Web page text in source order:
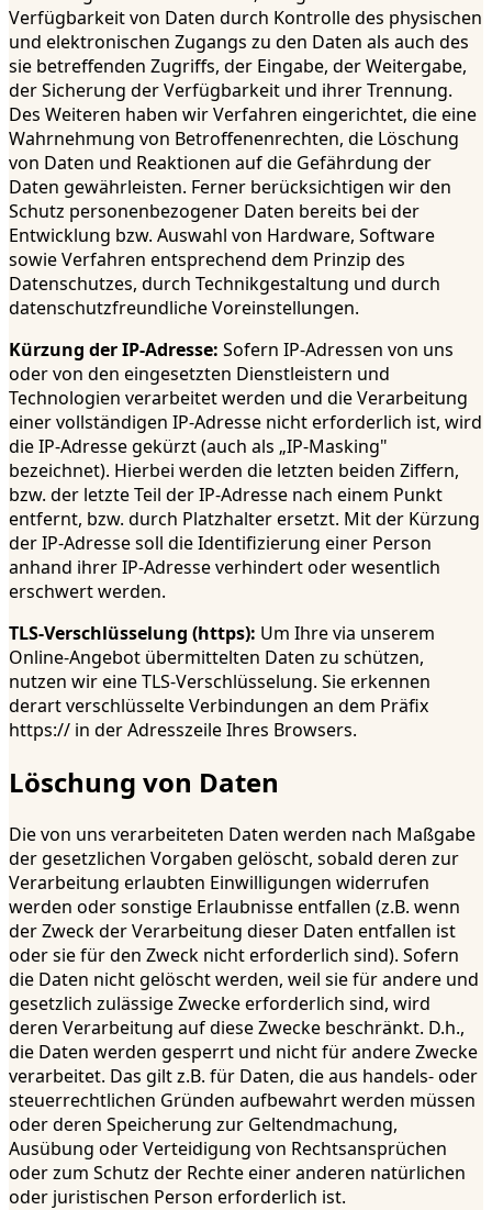
Verfügbarkeit von Daten durch Kontrolle des physischen
und elektronischen Zugangs zu den Daten als auch des
sie betreffenden Zugriffs, der Eingabe, der Weitergabe,
der Sicherung der Verfügbarkeit und ihrer Trennung.
Des Weiteren haben wir Verfahren eingerichtet, die eine
Wahrnehmung von Betroffenenrechten, die Löschung
von Daten und Reaktionen auf die Gefährdung der
Daten gewährleisten. Ferner berücksichtigen wir den
Schutz personenbezogener Daten bereits bei der
Entwicklung bzw. Auswahl von Hardware, Software
sowie Verfahren entsprechend dem Prinzip des
Datenschutzes, durch Technikgestaltung und durch
datenschutzfreundliche Voreinstellungen.
Kürzung der IP-Adresse: Sofern IP-Adressen von uns
oder von den eingesetzten Dienstleistern und
Technologien verarbeitet werden und die Verarbeitung
einer vollständigen IP-Adresse nicht erforderlich ist, wird
die IP-Adresse gekürzt (auch als „IP-Masking"
bezeichnet). Hierbei werden die letzten beiden Ziffern,
bzw. der letzte Teil der IP-Adresse nach einem Punkt
entfernt, bzw. durch Platzhalter ersetzt. Mit der Kürzung
der IP-Adresse soll die Identifizierung einer Person
anhand ihrer IP-Adresse verhindert oder wesentlich
erschwert werden.
TLS-Verschlüsselung (https): Um Ihre via unserem
Online-Angebot übermittelten Daten zu schützen,
nutzen wir eine TLS-Verschlüsselung. Sie erkennen
derart verschlüsselte Verbindungen an dem Präfix
https:// in der Adresszeile Ihres Browsers.
Löschung von Daten
Die von uns verarbeiteten Daten werden nach Maßgabe
der gesetzlichen Vorgaben gelöscht, sobald deren zur
Verarbeitung erlaubten Einwilligungen widerrufen
werden oder sonstige Erlaubnisse entfallen (z.B. wenn
der Zweck der Verarbeitung dieser Daten entfallen ist
oder sie für den Zweck nicht erforderlich sind). Sofern
die Daten nicht gelöscht werden, weil sie für andere und
gesetzlich zulässige Zwecke erforderlich sind, wird
deren Verarbeitung auf diese Zwecke beschränkt. D.h.,
die Daten werden gesperrt und nicht für andere Zwecke
verarbeitet. Das gilt z.B. für Daten, die aus handels- oder
steuerrechtlichen Gründen aufbewahrt werden müssen
oder deren Speicherung zur Geltendmachung,
Ausübung oder Verteidigung von Rechtsansprüchen
oder zum Schutz der Rechte einer anderen natürlichen
oder juristischen Person erforderlich ist.